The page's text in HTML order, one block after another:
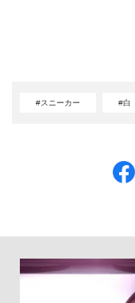
#スニーカー #白